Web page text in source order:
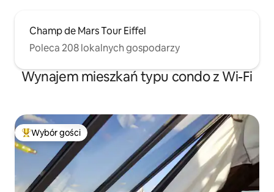
Champ de Mars Tour Eiffel
Poleca 208 lokalnych gospodarzy
Wynajem mieszkań typu condo z Wi-Fi
Najpopularniejsze z kategorii Wybór gości
Wybór gości